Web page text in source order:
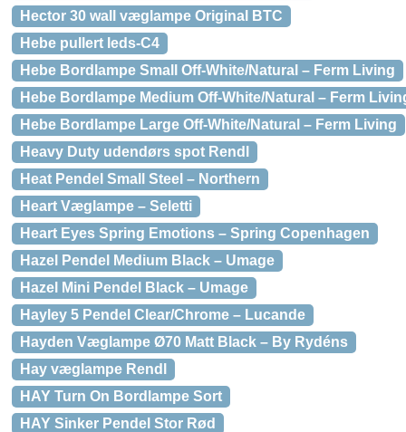
Hector 30 wall væglampe Original BTC
Hebe pullert leds-C4
Hebe Bordlampe Small Off-White/Natural – Ferm Living
Hebe Bordlampe Medium Off-White/Natural – Ferm
Hebe Bordlampe Large Off-White/Natural – Ferm Living
Heavy Duty udendørs spot Rendl
Heat Pendel Small Steel – Northern
Heart Væglampe – Seletti
Heart Eyes Spring Emotions – Spring Copenhagen
Hazel Pendel Medium Black – Umage
Hazel Mini Pendel Black – Umage
Hayley 5 Pendel Clear/Chrome – Lucande
Hayden Væglampe Ø70 Matt Black – By Rydéns
Hay væglampe Rendl
HAY Turn On Bordlampe Sort
HAY Sinker Pendel Stor Rød